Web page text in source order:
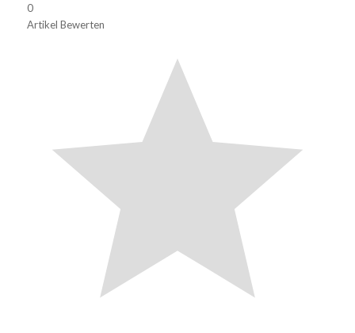
0
Artikel Bewerten